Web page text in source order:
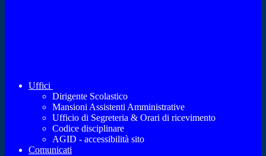
Uffici
Dirigente Scolastico
Mansioni Assistenti Amministrative
Ufficio di Segreteria & Orari di ricevimento
Codice disciplinare
AGID - accessibilità sito
Comunicati